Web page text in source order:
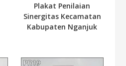
Plakat Penilaian
Sinergitas Kecamatan
Kabupaten Nganjuk